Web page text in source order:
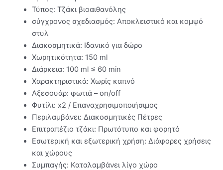
Τύπος: Τζάκι βιοαιθανόλης
σύγχρονος σχεδιασμός: Αποκλειστικό και κομψό
στυλ
Διακοσμητικά: Ιδανικό για δώρο
Χωρητικότητα: 150 ml
Διάρκεια: 100 ml ≤ 60 min
Χαρακτηριστικά: Χωρίς καπνό
Αξεσουάρ: φωτιά – on/off
Φυτίλι: x2 / Επαναχρησιμοποιήσιμος
Περιλαμβάνει: Διακοσμητικές Πέτρες
Επιτραπέζιο τζάκι: Πρωτότυπο και φορητό
Εσωτερική και εξωτερική χρήση: Διάφορες χρήσεις
και χώρους
Συμπαγής: Καταλαμβάνει λίγο χώρο